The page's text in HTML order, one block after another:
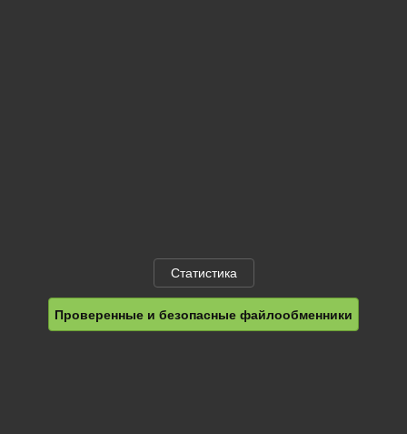
Статистика
Проверенные и безопасные файлообменники